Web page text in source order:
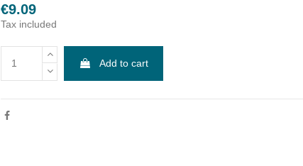
€9.09
Tax included
Add to cart